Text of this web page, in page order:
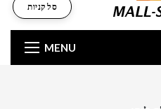
MENU
סל קניות